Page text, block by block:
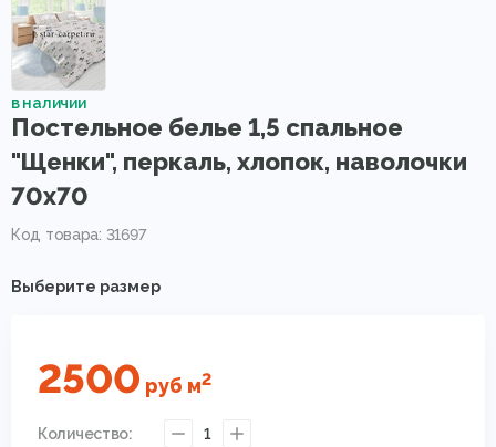
в наличии
Постельное белье 1,5 спальное
"Щенки", перкаль, хлопок, наволочки
70х70
Код товара: 31697
Выберите размер
2500 руб м2
Количество: 1